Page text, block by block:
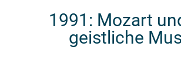
1991: Mozart
geistliche